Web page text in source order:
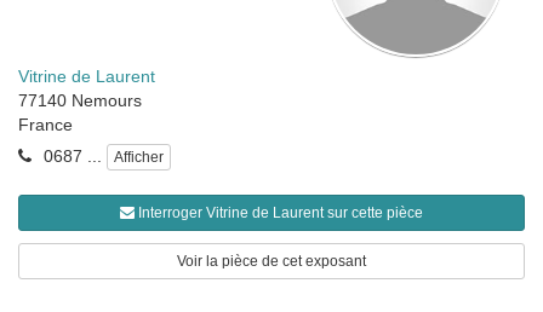
Vitrine de Laurent
77140 Nemours
France
0687 ...
Afficher
Interroger Vitrine de Laurent sur cette pièce
Voir la pièce de cet exposant